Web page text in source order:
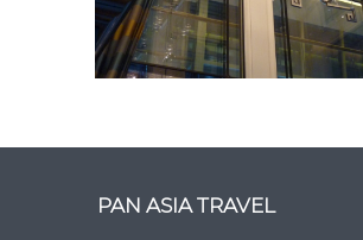
PAN ASIA TRAVEL